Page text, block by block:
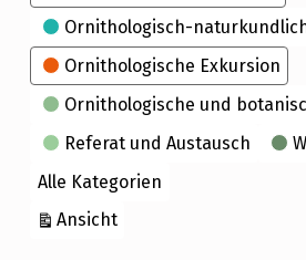
Ornithologisch-
Ornithologische Exkursion
Ornithologische und
Referat und Austausch
Alle Kategorien
Ansichtausdrucken